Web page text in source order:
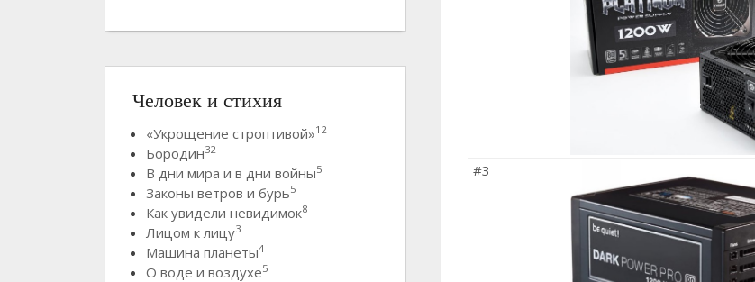
#3
Человек и стихия
«Укрощение строптивой»12
Бородин32
В дни мира и в дни войны5
Законы ветров и бурь5
Как увидели невидимок8
Лицом к лицу3
Машина планеты4
О воде и воздухе5